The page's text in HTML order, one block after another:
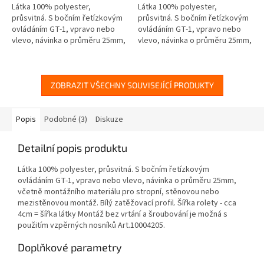
Látka 100% polyester,
průsvitná. S bočním řetízkovým
ovládáním GT-1, vpravo nebo
vlevo, návinka o průměru 25mm,
Látka 100% polyester,
průsvitná. S bočním řetízkovým
ovládáním GT-1, vpravo nebo
vlevo, návinka o průměru 25mm,
ZOBRAZIT VŠECHNY SOUVISEJÍCÍ PRODUKTY
Popis Podobné (3) Diskuze
Detailní popis produktu
Látka 100% polyester, průsvitná. S bočním řetízkovým
ovládáním GT-1, vpravo nebo vlevo, návinka o průměru 25mm,
včetně montážního materiálu pro stropní, stěnovou nebo
mezistěnovou montáž. Bílý zatěžovací profil. Šířka rolety - cca
4cm = šířka látky Montáž bez vrtání a šroubování je možná s
použitím vzpěrných nosníků Art.10004205.
Doplňkové parametry